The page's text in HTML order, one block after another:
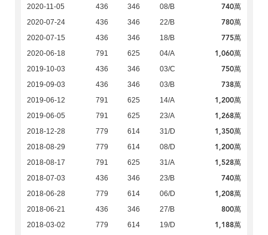
2020-11-05 436 346 08/B 740萬
2020-07-24 436 346 22/B 780萬
2020-07-15 436 346 18/B 775萬
2020-06-18 791 625 04/A 1,060萬
2019-10-03 436 346 03/C 750萬
2019-09-03 436 346 03/B 738萬
2019-06-12 791 625 14/A 1,200萬
2019-06-05 791 625 23/A 1,268萬
2018-12-28 779 614 31/D 1,350萬
2018-08-29 779 614 08/D 1,200萬
2018-08-17 791 625 31/A 1,528萬
2018-07-03 436 346 23/B 740萬
2018-06-28 779 614 06/D 1,208萬
2018-06-21 436 346 27/B 800萬
2018-03-02 779 614 19/D 1,188萬